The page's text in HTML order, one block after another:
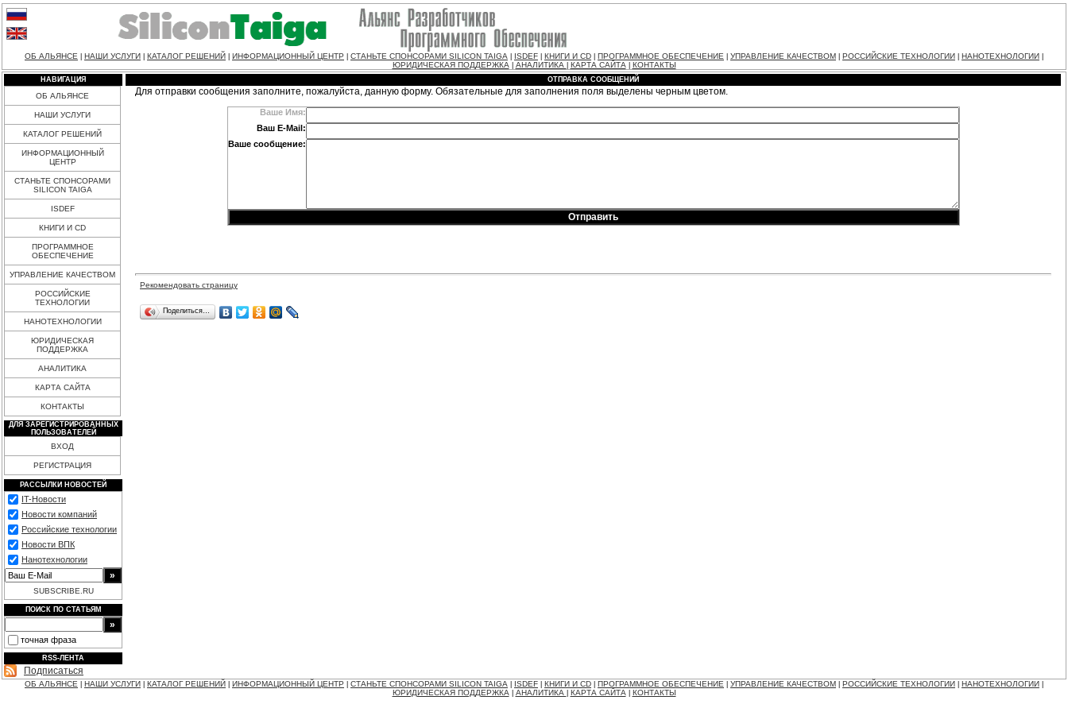
ОБ АЛЬЯНСЕ НАШИ УСЛУГИ КАТАЛОГ РЕШЕНИЙ ИНФОРМАЦИОННЫЙ ЦЕНТР СТАНЬТЕ СПОНСОРАМИ SILICON TAIGA ISDEF КНИГИ И CD ПРОГРАММНОЕ ОБЕСПЕЧЕНИЕ УПРАВЛЕНИЕ КАЧЕСТВОМ РОССИЙСКИЕ ТЕХНОЛОГИИ НАНОТЕХНОЛОГИИ
ЮРИДИЧЕСКАЯ ПОДДЕРЖКА| АНАЛИТИКА КАРТА САЙТА| КОНТАКТЫ
НАВИГАЦИЯ
ОБ АЛЬЯНСЕ
НАШИ УСЛУГИ
КАТАЛОГ РЕШЕНИЙ
ИНФОРМАЦИОННЫЙ
ЦЕНТР
СТАНЬТЕ СПОНСОРАМИ
SILICON TAIGA
ISDEF
КНИГИ И CD
ПРОГРАММНОЕ
ОБЕСПЕЧЕНИЕ
УПРАВЛЕНИЕ КАЧЕСТВОМ
РОССИЙСКИЕ
ТЕХНОЛОГИИ
НАНОТЕХНОЛОГИИ
ЮРИДИЧЕСКАЯ
ПОДДЕРЖКА
АНАЛИТИКА
КАРТА САЙТА
КОНТАКТЫ
ДЛЯ ЗАРЕГИСТРИРОВАННЫХ
ПОЛЬЗОВАТЕЛЕЙ
ВХОД
РЕГИСТРАЦИЯ
РАССЫЛКИ НОВОСТЕЙ
IT-Новости
Новости компаний
Российские технологии
Новости ВПК
Нанотехнологии
SUBSCRIBE.RU
ПОИСК ПО СТАТЬЯМ
точная фраза
RSS-ЛЕНТА
Подписаться
ОТПРАВКА СООБЩЕНИЙ
Для отправки сообщения заполните, пожалуйста, данную форму. Обязательные для заполнения поля выделены черным цветом.
Ваше Имя:
Ваш E-Mail:
Ваше сообщение:
Рекомендовать страницу
Поделиться…
ОБ АЛЬЯНСЕ НАШИ УСЛУГИ КАТАЛОГ РЕШЕНИЙ ИНФОРМАЦИОННЫЙ ЦЕНТР СТАНЬТЕ СПОНСОРАМИ SILICON TAIGA ISDEF КНИГИ И CD ПРОГРАММНОЕ ОБЕСПЕЧЕНИЕ УПРАВЛЕНИЕ КАЧЕСТВОМ РОССИЙСКИЕ ТЕХНОЛОГИИ НАНОТЕХНОЛОГИИ
ЮРИДИЧЕСКАЯ ПОДДЕРЖКА| АНАЛИТИКА КАРТА САЙТА| КОНТАКТЫ